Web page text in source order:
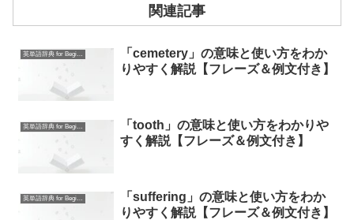
関連記事
英単語辞典 for Beginners
「cemetery」の意味と使い方をわか
りやすく解説【フレーズ＆例文付き】
英単語辞典 for Beginners
「tooth」の意味と使い方をわかりや
すく解説【フレーズ＆例文付き】
英単語辞典 for Beginners
「suffering」の意味と使い方をわか
りやすく解説【フレーズ＆例文付き】